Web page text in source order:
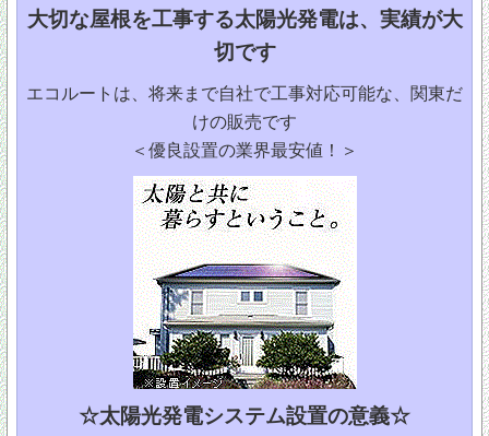
大切な屋根を工事する太陽光発電は、実績が大
切です
エコルートは、将来まで自社で工事対応可能な、関東だ
けの販売です
＜優良設置の業界最安値！＞
☆太陽光発電システム設置の意義☆